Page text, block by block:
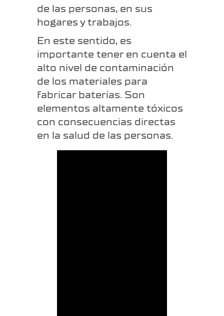
de las personas, en sus
hogares y trabajos.
En este sentido, es
importante tener en cuenta el
alto nivel de contaminación
de los materiales para
fabricar baterías. Son
elementos altamente tóxicos
con consecuencias directas
en la salud de las personas.